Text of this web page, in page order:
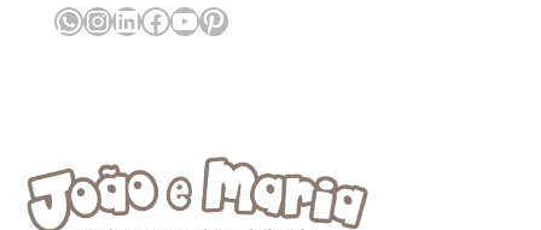
WhatsApp
Instagram
LinkedIn
Facebook
Youtube
Pinterest